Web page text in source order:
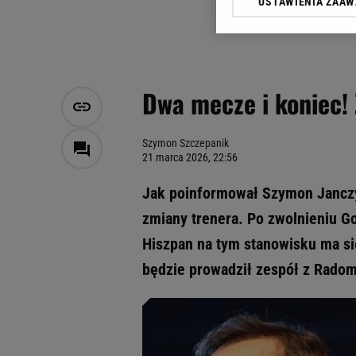
Dwa mecze i
Szymon Szczepanik
21 marca 2026, 22:56
Jak poinformował Szymon
zmiany trenera. Po zwolnieniu
Hiszpan na tym stanowisku ma
będzie prowadził zespół z
Klikając „Akceptuję”
Zaufanych Partnerów i
My, nasi Zaufani
badnie odbiorców i